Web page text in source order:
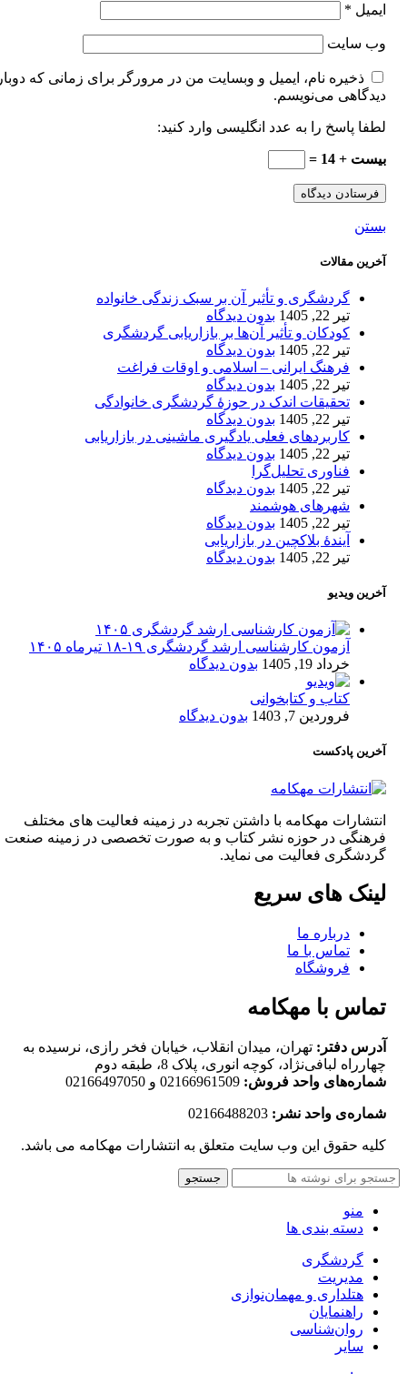
ایمیل *
وب‌ سایت
ذخیره نام، ایمیل و وبسایت من در مرورگر برای زمانی که
دیدگاهی می‌نویسم.
لطفا پاسخ را به عدد انگلیسی وارد کنید:
بیست + 14 =
بستن
آخرین مقالات
گردشگری و تأثیر آن بر سبک زندگی خانواده
تیر 22, 1405
بدون دیدگاه
کودکان و تأثیر آن‌ها بر بازاریابی گردشگری
تیر 22, 1405
بدون دیدگاه
فرهنگ ایرانی – اسلامی و اوقات فراغت
تیر 22, 1405
بدون دیدگاه
تحقیقات اندک در حوزۀ گردشگری خانوادگی
تیر 22, 1405
بدون دیدگاه
کاربردهای فعلی یادگیری ماشینی در بازاریابی
تیر 22, 1405
بدون دیدگاه
فناوری تحلیل‌گرا
تیر 22, 1405
بدون دیدگاه
شهرهای هوشمند
تیر 22, 1405
بدون دیدگاه
آیندۀ بلاکچین در بازاریابی
تیر 22, 1405
بدون دیدگاه
آخرین ویدیو
آزمون کارشناسی ارشد گردشگری ۱۹-۱۸ تیرماه ۱۴۰۵
خرداد 19, 1405
بدون دیدگاه
کتاب و کتابخوانی
فروردین 7, 1403
بدون دیدگاه
آخرین پادکست
انتشارات مهکامه با داشتن تجربه در زمینه فعالیت های مختلف
فرهنگی در حوزه نشر کتاب و به صورت تخصصی در زمینه صنعت
گردشگری فعالیت می نماید.
لینک های سریع
درباره ما
تماس با ما
فروشگاه
تماس با مهکامه
آدرس دفتر: تهران، میدان انقلاب، خیابان فخر رازی، نرسیده به
چهارراه لبافی‌نژاد، کوچه انوری، پلاک 8، طبقه دوم
شماره‌های واحد فروش: 02166961509 و 02166497050
شماره‌‌ی واحد نشر:
کلیه حقوق این وب سایت متعلق به انتشارات مهکامه می باشد.
جستجو
منو
دسته بندی ها
گردشگری
مدیریت
هتلداری و مهمان‌نوازی
راهنمایان
روان‌شناسی
سایر